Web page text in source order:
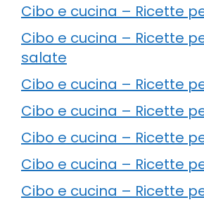
Cibo e cucina – Ricette
Cibo e cucina – Ricette
salate
Cibo e cucina – Ricette
Cibo e cucina – Ricette
Cibo e cucina – Ricette
Cibo e cucina – Ricette
Cibo e cucina – Ricette